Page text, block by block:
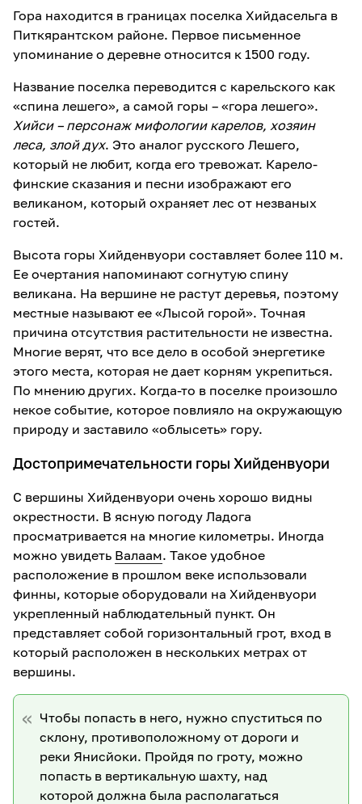
Гора находится в границах поселка Хийдасельга в
Питкярантском районе. Первое письменное
упоминание о деревне относится к 1500 году.
Название поселка переводится с карельского как
«спина лешего», а самой горы – «гора лешего».
Хийси – персонаж мифологии карелов, хозяин
леса, злой дух. Это аналог русского Лешего,
который не любит, когда его тревожат. Карело-
финские сказания и песни изображают его
великаном, который охраняет лес от незваных
гостей.
Высота горы Хийденвуори составляет более 110 м.
Ее очертания напоминают согнутую спину
великана. На вершине не растут деревья, поэтому
местные называют ее «Лысой горой». Точная
причина отсутствия растительности не известна.
Многие верят, что все дело в особой энергетике
этого места, которая не дает корням укрепиться.
По мнению других. Когда-то в поселке произошло
некое событие, которое повлияло на окружающую
природу и заставило «облысеть» гору.
Достопримечательности горы Хийденвуори
С вершины Хийденвуори очень хорошо видны
окрестности. В ясную погоду Ладога
просматривается на многие километры. Иногда
можно увидеть Валаам. Такое удобное
расположение в прошлом веке использовали
финны, которые оборудовали на Хийденвуори
укрепленный наблюдательный пункт. Он
представляет собой горизонтальный грот, вход в
который расположен в нескольких метрах от
вершины.
Чтобы попасть в него, нужно спуститься по
склону, противоположному от дороги и
реки Янисйоки. Пройдя по гроту, можно
попасть в вертикальную шахту, над
которой должна была располагаться